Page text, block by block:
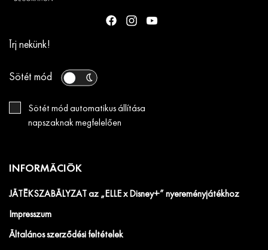
Írj nekünk!
Sötét mód
Sötét mód automatikus állítása
napszaknak megfelelően
INFORMÁCIÓK
JÁTÉKSZABÁLYZAT az „ELLE x Disney+” nyereményjátékhoz
Impresszum
Általános szerződési feltételek